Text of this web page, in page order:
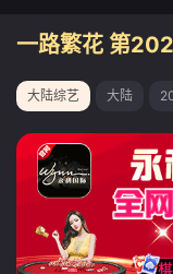
一路繁花 第
大陆综艺 大陆